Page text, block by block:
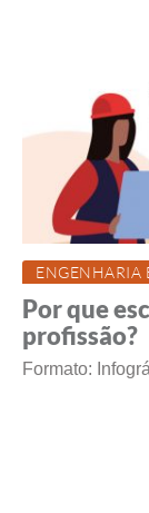
ENGENHARIA
Por que
profissão?
Formato: